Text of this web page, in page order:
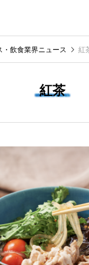
界のニュースメディア
飲食マー
・飲食業界ニュース 紅
紅茶